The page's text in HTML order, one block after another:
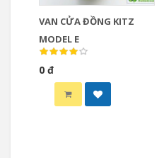
VAN CỬA ĐỒNG KITZ
MODEL E
0 đ